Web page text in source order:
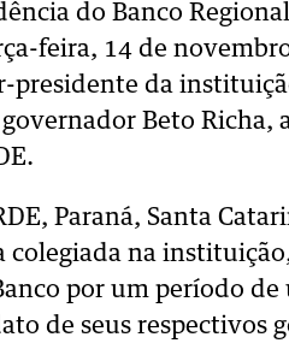
do Banco
feira, 14 de
presidente da
Beto Richa,
Paraná, Santa
colegiada na
por um período de
de seus respectivos